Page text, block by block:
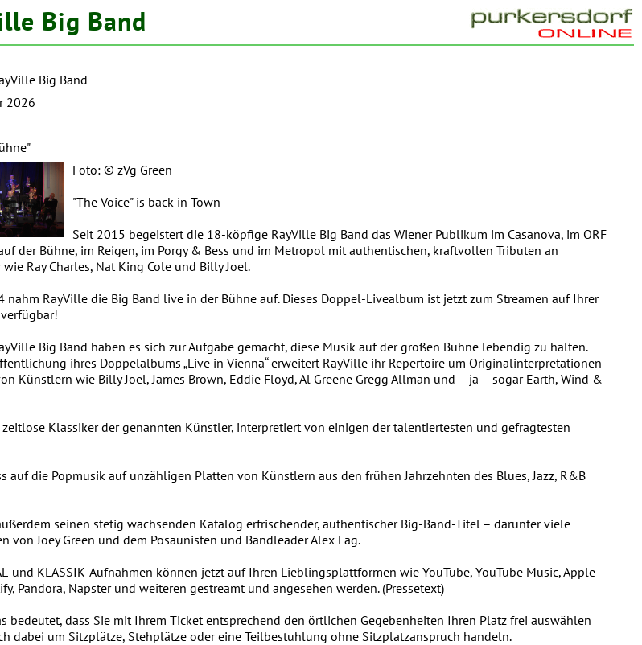
Big Band
Big Band
2026
Foto: © zVg Green
"The Voice" is back in Town
Seit 2015 begeistert die 18-köpfige RayVille Big Band das Wiener Publikum im Casanova, im ORF
der Bühne, im Reigen, im Porgy & Bess und im Metropol mit authentischen, kraftvollen Tributen an
Ray Charles, Nat King Cole und Billy Joel.
nahm RayVille die Big Band live in der Bühne auf. Dieses Doppel-Livealbum ist jetzt zum Streamen auf Ihrer
Big Band haben es sich zur Aufgabe gemacht, diese Musik auf der großen Bühne lebendig zu halten.
ihres Doppelalbums „Live in Vienna“ erweitert RayVille ihr Repertoire um Originalinterpretationen
Künstlern wie Billy Joel, James Brown, Eddie Floyd, Al Greene Gregg Allman und – ja – sogar Earth, Wind &
zeitlose Klassiker der genannten Künstler, interpretiert von einigen der talentiertesten und gefragtesten
auf die Popmusik auf unzähligen Platten von Künstlern aus den frühen Jahrzehnten des Blues, Jazz, R&B
seinen stetig wachsenden Katalog erfrischender, authentischer Big-Band-Titel – darunter viele
von Joey Green und dem Posaunisten und Bandleader Alex Lag.
und KLASSIK-Aufnahmen können jetzt auf Ihren Lieblingsplattformen wie YouTube, YouTube Music, Apple
Pandora, Napster und weiteren gestreamt und angesehen werden. (Pressetext)
bedeutet, dass Sie mit Ihrem Ticket entsprechend den örtlichen Gegebenheiten Ihren Platz frei auswählen
dabei um Sitzplätze, Stehplätze oder eine Teilbestuhlung ohne Sitzplatzanspruch handeln.